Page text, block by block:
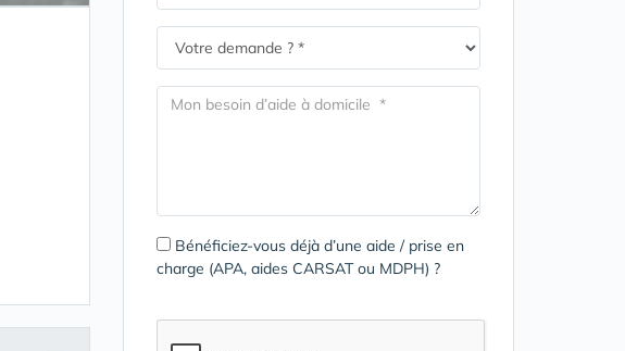
Bénéficiez-vous déjà d’une aide / prise en
charge (APA, aides CARSAT ou MDPH) ?